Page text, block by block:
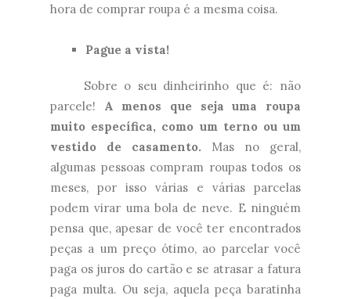
hora de comprar roupa é a mesma coisa.
Pague a vista!
Sobre o seu dinheirinho que é: não
parcele! A menos que seja uma roupa
muito específica, como um terno ou um
vestido de casamento. Mas no geral,
algumas pessoas compram roupas todos os
meses, por isso várias e várias parcelas
podem virar uma bola de neve. E ninguém
pensa que, apesar de você ter encontrados
peças a um preço ótimo, ao parcelar você
paga os juros do cartão e se atrasar a fatura
paga multa. Ou seja, aquela peça baratinha